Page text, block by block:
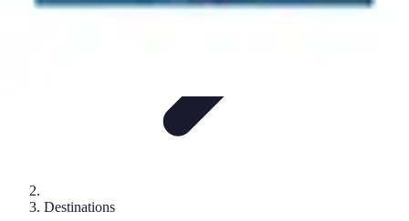
Destinations